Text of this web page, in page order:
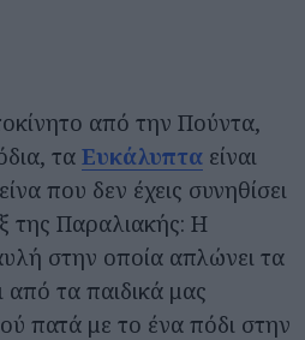
από την Πούντα,
τα Ευκάλυπτα είναι
που δεν έχεις συνηθίσει
της Παραλιακής: Η
στην οποία απλώνει τα
από τα παιδικά μας
πατά με το ένα πόδι στην